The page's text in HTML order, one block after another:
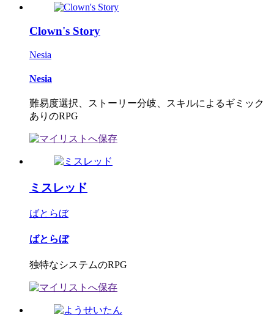
Clown's Story
Nesia
Nesia
難易度選択、ストーリー分岐、スキルによるギミック
ありのRPG
ミスレッド
ばとらぼ
ばとらぼ
独特なシステムのRPG